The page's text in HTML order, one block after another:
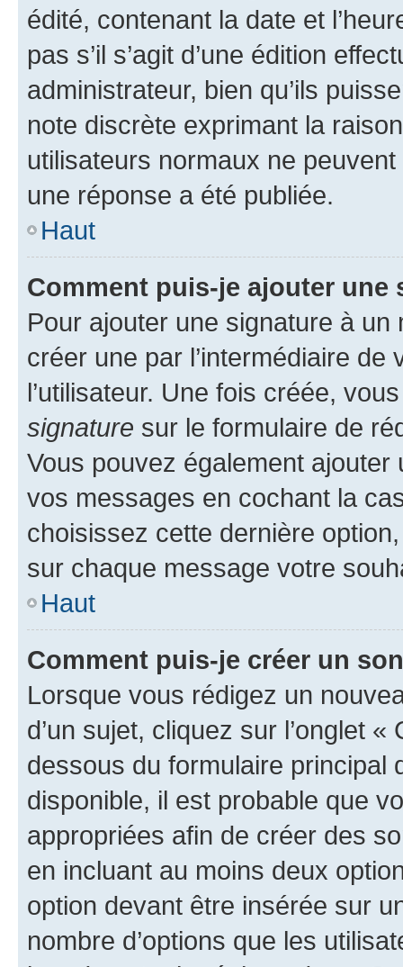
édité, contenant la date et
pas s’il s’agit d’une édition
administrateur, bien qu’ils
note discrète exprimant la
utilisateurs normaux ne
une réponse a été publiée.
Haut
Comment puis-je ajouter une
Pour ajouter une signature à un
créer une par l’intermédiaire
l’utilisateur. Une fois créée,
signature sur le formulaire de
Vous pouvez également
vos messages en cochant la
choisissez cette dernière
sur chaque message votre
Haut
Comment puis-je créer un
Lorsque vous rédigez un
d’un sujet, cliquez sur l’onglet
dessous du formulaire principal
disponible, il est probable que
appropriées afin de créer des
en incluant au moins deux
option devant être insérée sur
nombre d’options que les